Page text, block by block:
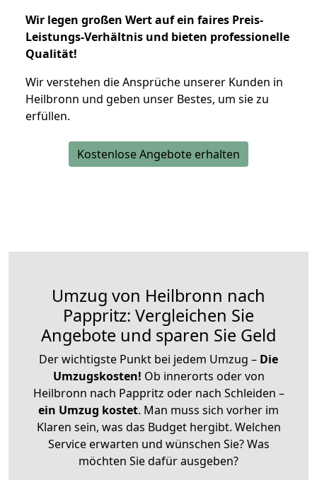
Wir legen großen Wert auf ein faires Preis-
Leistungs-Verhältnis und bieten professionelle
Qualität!
Wir verstehen die Ansprüche unserer Kunden in
Heilbronn und geben unser Bestes, um sie zu
erfüllen.
Kostenlose Angebote erhalten
Umzug von Heilbronn nach
Pappritz: Vergleichen Sie
Angebote und sparen Sie Geld
Der wichtigste Punkt bei jedem Umzug – Die
Umzugskosten! Ob innerorts oder von
Heilbronn nach Pappritz oder nach Schleiden –
ein Umzug kostet. Man muss sich vorher im
Klaren sein, was das Budget hergibt. Welchen
Service erwarten und wünschen Sie? Was
möchten Sie dafür ausgeben?